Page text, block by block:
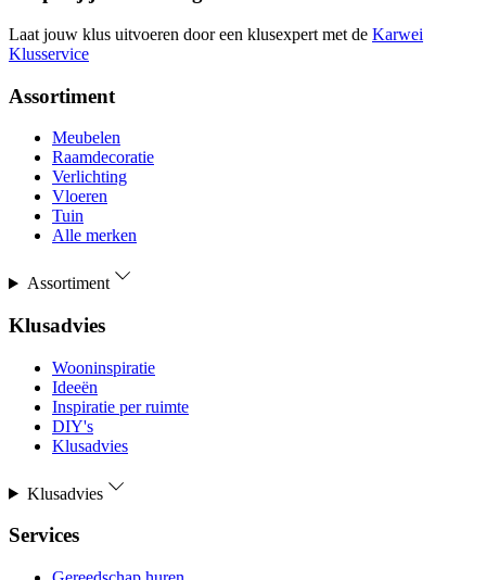
Laat jouw klus uitvoeren door een klusexpert met de Karwei
Klusservice
Assortiment
Meubelen
Raamdecoratie
Verlichting
Vloeren
Tuin
Alle merken
Assortiment
Klusadvies
Wooninspiratie
Ideeën
Inspiratie per ruimte
DIY's
Klusadvies
Klusadvies
Services